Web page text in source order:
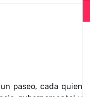
paseo, cada quien